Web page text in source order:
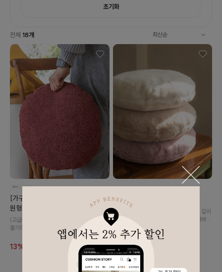
초기화
전체 18개
[가구점픽🤎생활발수💧] 무스 부클레
원형 쿠션 방석 커버 (5color)
(고급 프랑스 원사 패브릭) 생활 발수로 생활
물기에 강해요! 포근하고 따듯한 부클 소재의
무스 솔리드 시리즈를 만나보세요!
13%
(4color)
15mm 극세사 롱파일로 제작하여 더욱 깊이
있는 포근함을 느껴보실 수 있는 원형 커버
30%19,50027,900